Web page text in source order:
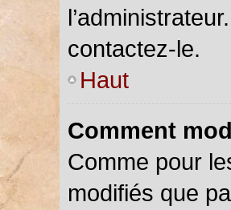
contactez-le.
Haut
Comment
Comme pour
modifiés que